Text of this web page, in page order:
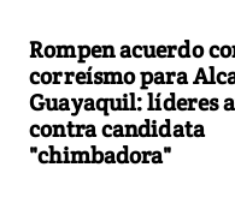
Rompen acuerdo
correísmo para
Guayaquil: líderes
contra candidata
"chimbadora"